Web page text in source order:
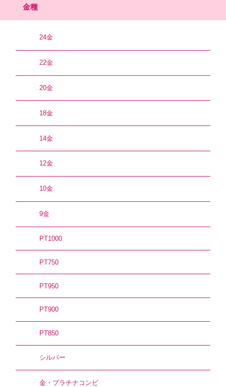
金種
24金
22金
20金
18金
14金
12金
10金
9金
PT1000
PT750
PT950
PT900
PT850
シルバー
金・プラチナコンビ